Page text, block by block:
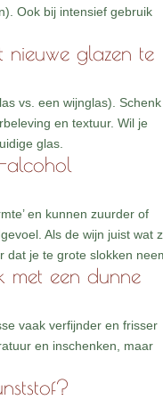
Ook bij intensief gebruik
nieuwe glazen te
vs. een wijnglas). Schenk
en textuur. Wil je
glas.
alcohol
en kunnen zuurder of
Als de wijn juist wat
dat je te grote slokken
met een dunne
vaak verfijnder en frisser
en inschenken, maar